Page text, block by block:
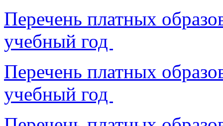
Перечень платных
учебный год
Перечень платных
учебный год